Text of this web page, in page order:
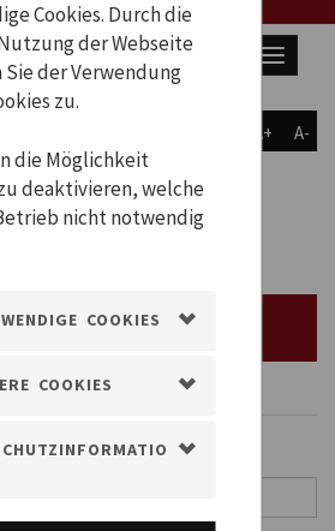
Cookies. Durch die
der Webseite
der Verwendung
zu.
die Möglichkeit
deaktivieren, welche
nicht notwendig
COOKIES
COOKIES
Toggle
A-
A+